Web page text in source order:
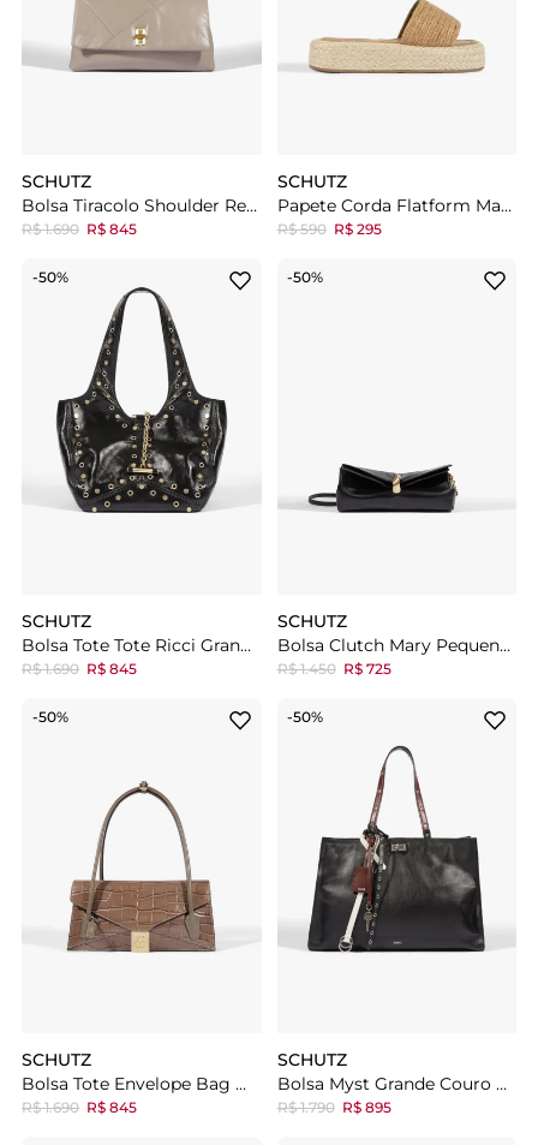
SCHUTZ
Bolsa Tiracolo Shoulder Reese Média Couro
R$ 1.690 R$ 845
SCHUTZ
Papete Corda Flatform Marrom
R$ 590 R$ 295
-50%
SCHUTZ
Bolsa Tote Tote Ricci Grande Couro Preta
R$ 1.690 R$ 845
-50%
SCHUTZ
Bolsa Clutch Mary Pequena Couro Preta
R$ 1.450 R$ 725
-50%
SCHUTZ
Bolsa Tote Envelope Bag Média Couro
R$ 1.690 R$ 845
-50%
SCHUTZ
Bolsa Myst Grande Couro Preta
R$ 1.790 R$ 895